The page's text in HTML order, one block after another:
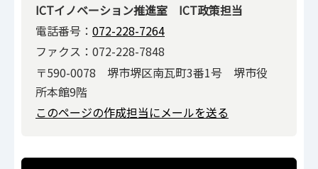
ICTイノベーション推進室 ICT政策担当
電話番号： 072-228-7264
ファクス：072-228-7848
〒590-0078 堺市堺区南瓦町3番1号 堺市役
所本館9階
このページの作成担当にメールを送る